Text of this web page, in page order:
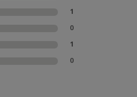
1
0
1
0